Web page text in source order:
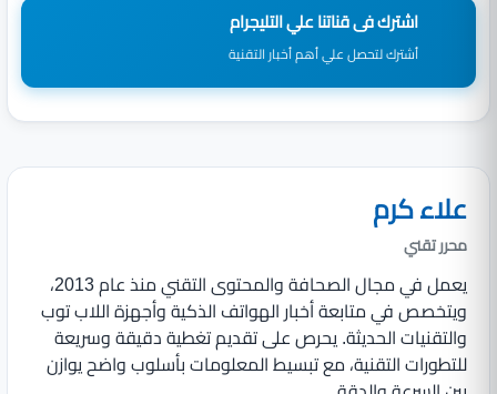
اشترك فى قناتنا علي التليجرام
أشترك لتحصل علي أهم أخبار التقنية
علاء كرم
محرر تقني
يعمل في مجال الصحافة والمحتوى التقني منذ عام 2013،
ويتخصص في متابعة أخبار الهواتف الذكية وأجهزة اللاب توب
والتقنيات الحديثة. يحرص على تقديم تغطية دقيقة وسريعة
للتطورات التقنية، مع تبسيط المعلومات بأسلوب واضح يوازن